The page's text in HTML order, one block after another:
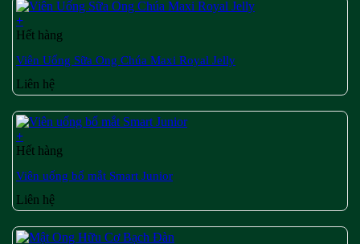
+
Hết hàng
Viên Uống Sữa Ong Chúa Maxi Royal Jelly
Liên hệ
+
Hết hàng
Viên uống bổ mắt Smart Junior
Liên hệ